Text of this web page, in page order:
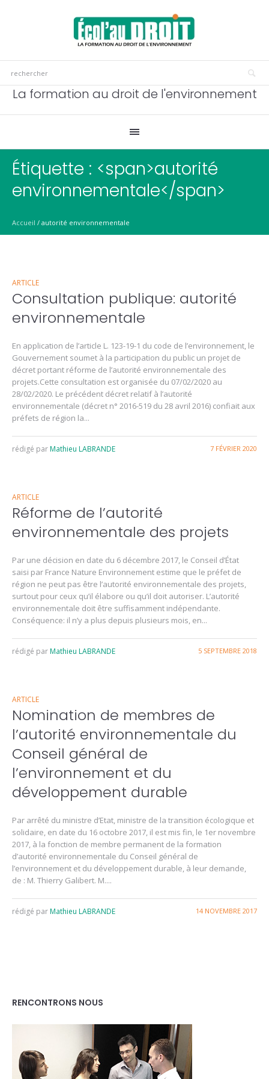
La formation au droit de l'environnement
Étiquette : <span>autorité
environnementale</span>
Accueil / autorité environnementale
ARTICLE
Consultation publique: autorité
environnementale
En application de l’article L. 123-19-1 du code de l’environnement, le
Gouvernement soumet à la participation du public un projet de
décret portant réforme de l’autorité environnementale des
projets.Cette consultation est organisée du 07/02/2020 au
28/02/2020. Le précédent décret relatif à l’autorité
environnementale (décret n° 2016-519 du 28 avril 2016) confiait aux
préfets de région la...
7 FÉVRIER 2020
rédigé parMathieu LABRANDE
ARTICLE
Réforme de l’autorité
environnementale des projets
Par une décision en date du 6 décembre 2017, le Conseil d’État
saisi par France Nature Environnement estime que le préfet de
région ne peut pas être l’autorité environnementale des projets,
surtout pour ceux qu’il élabore ou qu’il doit autoriser. L’autorité
environnementale doit être suffisamment indépendante.
Conséquence: il n’y a plus depuis plusieurs mois, en...
5 SEPTEMBRE 2018
rédigé parMathieu LABRANDE
ARTICLE
Nomination de membres de
l’autorité environnementale du
Conseil général de
l’environnement et du
développement durable
Par arrêté du ministre d’Etat, ministre de la transition écologique et
solidaire, en date du 16 octobre 2017, il est mis fin, le 1er novembre
2017, à la fonction de membre permanent de la formation
d’autorité environnementale du Conseil général de
l’environnement et du développement durable, à leur demande,
de : M. Thierry Galibert. M....
14 NOVEMBRE 2017
rédigé parMathieu LABRANDE
RENCONTRONS NOUS